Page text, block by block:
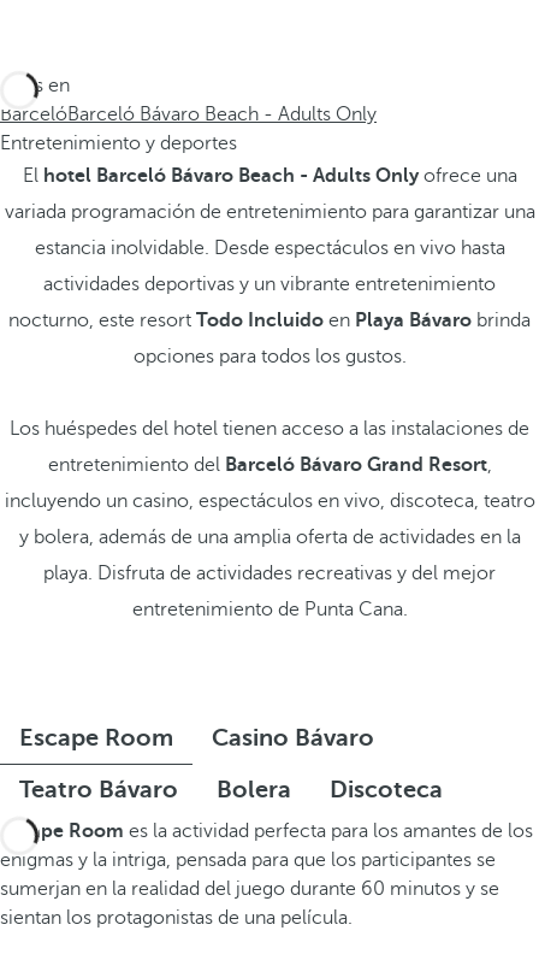
Estás en
BarcelóBarceló Bávaro Beach - Adults Only
Entretenimiento y deportes
El hotel Barceló Bávaro Beach - Adults Onlyofrece una
variada programación de entretenimiento para garantizar una
estancia inolvidable. Desde espectáculos en vivo hasta
actividades deportivas y un vibrante entretenimiento
nocturno, este resort Todo Incluido en Playa Bávaro brinda
opciones para todos los gustos.
Los huéspedes del hotel tienen acceso a las instalaciones de
entretenimiento del Barceló Bávaro Grand Resort,
incluyendo un casino, espectáculos en vivo, discoteca, teatro
y bolera, además de una amplia oferta de actividades en la
playa. Disfruta de actividades recreativas y del mejor
entretenimiento de Punta Cana.
Escape Room
Casino Bávaro
Teatro Bávaro
Bolera Discoteca
Escape Room es la actividad perfecta para los amantes de los
enigmas y la intriga, pensada para que los participantes se
sumerjan en la realidad del juego durante 60 minutos y se
sientan los protagonistas de una película.